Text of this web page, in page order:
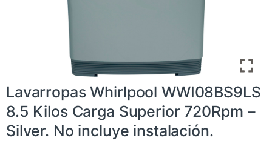
Lavarropas Whirlpool WWI08BS9LS
8.5 Kilos Carga Superior 720Rpm –
Silver. No incluye instalación.